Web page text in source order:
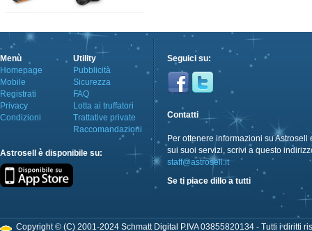
Menù
Homepage
Mobile
Registrati
Privacy
Condizioni
Utility
Pubblicità
Sicurezza
FAQ
Lotta ai truffatori
Trattative private
Raccomandazioni
Astrosell è disponibile su:
Seguici su:
Contatti
Per ottenere informazioni su Astrosell
sui suoi servizi, scrivi a questo
staff@astrosell.it
Se ti piace dillo a tutti
Copyright © (C) 2001-2024 Schmatt Digital P.IVA 03855820134 - Tutti i diritti